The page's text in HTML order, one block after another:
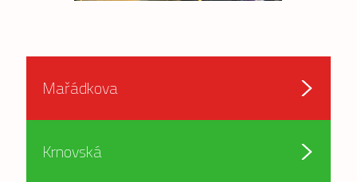
Mařádkova
Krnovská